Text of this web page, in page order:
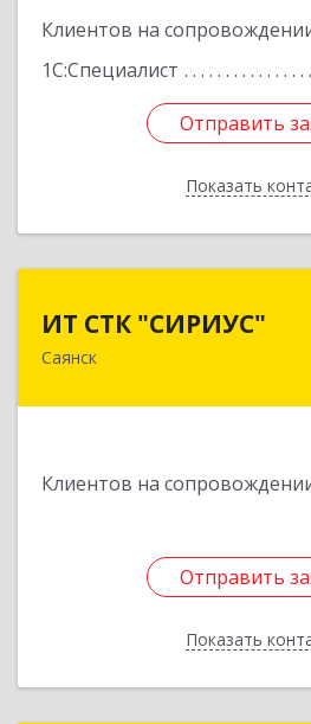
Клиентов на
1С:Специалист
Отправить
Показать
Отправить
Назад
ИТ СТК "СИРИУС"
Саянск
Клиентов на
Отправить
Показать
666303, Иркутская обл,
Отправить
Назад